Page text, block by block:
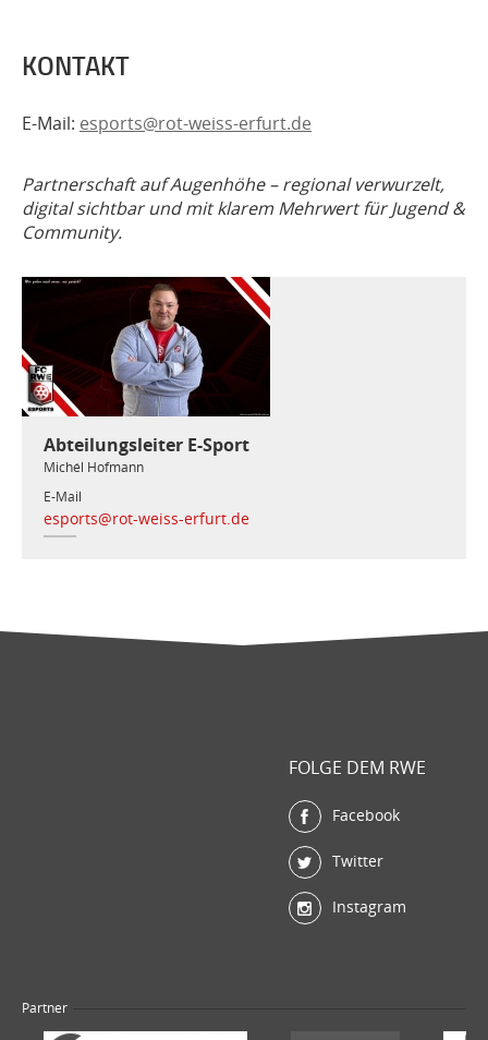
KONTAKT
E-Mail: esports@rot-weiss-erfurt.de
Partnerschaft auf Augenhöhe – regional verwurzelt,
digital sichtbar und mit klarem Mehrwert für Jugend &
Community.
Abteilungsleiter E-Sport
Michél Hofmann
E-Mail
esports@rot-weiss-erfurt.de
FOLGE DEM RWE
Facebook
Twitter
Instagram
Partner